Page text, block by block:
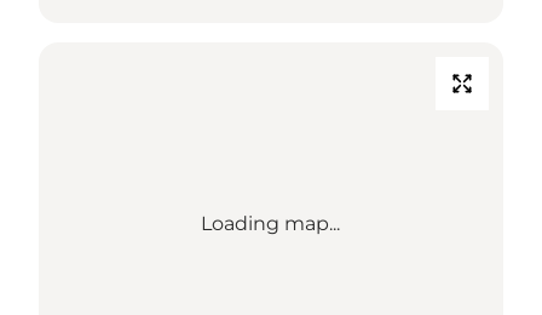
Loading map...